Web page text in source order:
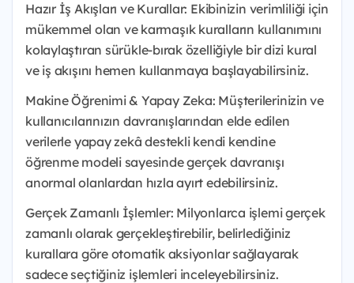
Hazır İş Akışları ve Kurallar: Ekibinizin verimliliği için
mükemmel olan ve karmaşık kuralların kullanımını
kolaylaştıran sürükle-bırak özelliğiyle bir dizi kural
ve iş akışını hemen kullanmaya başlayabilirsiniz.
Makine Öğrenimi & Yapay Zeka: Müşterilerinizin ve
kullanıcılarınızın davranışlarından elde edilen
verilerle yapay zekâ destekli kendi kendine
öğrenme modeli sayesinde gerçek davranışı
anormal olanlardan hızla ayırt edebilirsiniz.
Gerçek Zamanlı İşlemler: Milyonlarca işlemi gerçek
zamanlı olarak gerçekleştirebilir, belirlediğiniz
kurallara göre otomatik aksiyonlar sağlayarak
sadece seçtiğiniz işlemleri inceleyebilirsiniz.